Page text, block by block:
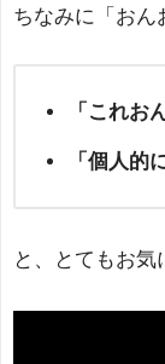
ちなみに「おん
「これお
「個人的
と、とてもお